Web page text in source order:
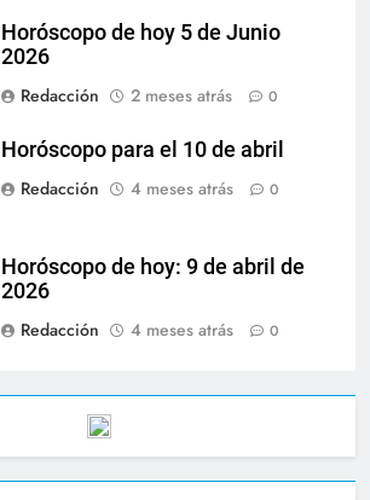
Horóscopo de hoy 5 de Junio
2026
Redacción
2 meses atrás 0
Horóscopo para el 10 de abril
Redacción
4 meses atrás 0
Horóscopo de hoy: 9 de abril de
2026
Redacción
4 meses atrás 0